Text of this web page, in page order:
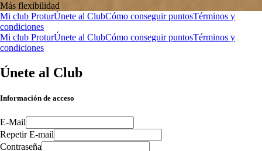
Más flexibilidad
Mi club ProturÚnete al ClubCómo conseguir puntosTérminos y
condiciones
Mi club ProturÚnete al ClubCómo conseguir puntosTérminos y
condiciones
Únete al Club
Información de acceso
E-Mail
Repetir E-mail
Contraseña